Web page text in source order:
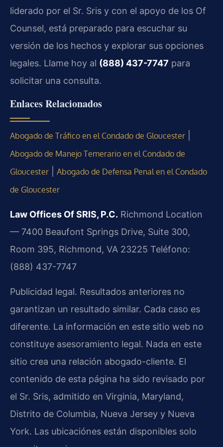
liderado por el Sr. Sris y con el apoyo de los Of
Counsel, está preparado para escuchar su
versión de los hechos y explorar sus opciones
legales. Llame hoy al (888) 437-7747 para
solicitar una consulta.
Enlaces Relacionados
Abogado de Tráfico en el Condado de Gloucester
Abogado de Manejo Temerario en el Condado de
Gloucester
Abogado de Defensa Penal en el Condado
de Gloucester
Law Offices Of SRIS, P.C. Richmond Location
— 7400 Beaufont Springs Drive, Suite 300,
Room 395, Richmond, VA 23225 Teléfono:
(888) 437-7747
Publicidad legal. Resultados anteriores no
garantizan un resultado similar. Cada caso es
diferente. La información en este sitio web no
constituye asesoramiento legal. Nada en este
sitio crea una relación abogado-cliente. El
contenido de esta página ha sido revisado por
el Sr. Sris, admitido en Virginia, Maryland,
Distrito de Columbia, Nueva Jersey y Nueva
York. Las ubicaciónes están disponibles solo